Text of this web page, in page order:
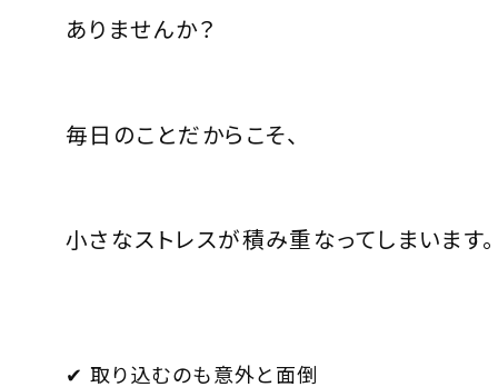
ありませんか？
毎日のことだからこそ、
小さなストレスが積み重なってしまいます。
✔ 取り込むのも意外と面倒